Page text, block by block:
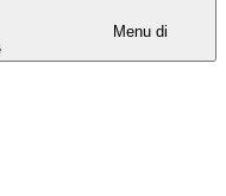
Menu di